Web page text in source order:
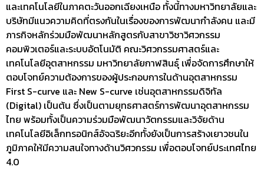
และเทคโนโลยีในภาคตะวันออกเฉียงเหนือ ทั้งนี้ทางมหาวิทยาลัยและ
บริษัทมีแนวความคิดที่ตรงกันในเรื่องของการพัฒนากำลังคน และมี
ภารกิจหลักร่วมมือพัฒนาหลักสูตรกับสาขาวิชาวิศวกรรม
คอมพิวเตอร์และระบบอัตโนมัติ คณะวิศวกรรมศาสตร์และ
เทคโนโลยีอุตสาหกรรม มหาวิทยาลัยกาฬสินธุ์ เพื่อจัดการศึกษาให้
ตอบโจทย์ความต้องการของผู้ประกอบการในด้านอุตสาหกรรม
First S-curve และ New S-curve เช่นอุตสาหกรรมดิจิทัล
(Digital) เป็นต้น ซึ่งเป็นตามยุทธศาสตร์การพัฒนาอุตสาหกรรม
ไทย พร้อมทั้งเป็นความร่วมมือพัฒนาวัตกรรมและวิจัยด้าน
เทคโนโลยีอิเล็กทรอนิกส์อัจฉริยะอีกทั้งยังเป็นการสร้างเยาวชนใน
ภูมิภาคให้มีความสนใจทางด้านวิศวกรรม เพื่อตอบโจทย์ประเทศไทย
4.0